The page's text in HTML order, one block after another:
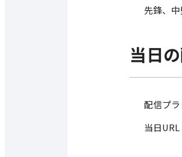
先鋒、
当日
配信プ
当日